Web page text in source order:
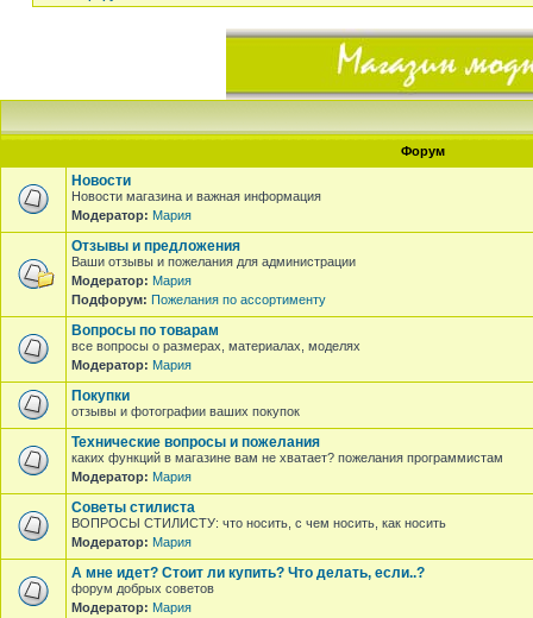
Форум
Новости
Новости магазина и важная информация
Модератор: Мария
Отзывы и предложения
Ваши отзывы и пожелания для администрации
Модератор: Мария
Подфорум: Пожелания по ассортименту
Вопросы по товарам
все вопросы о размерах, материалах, моделях
Модератор: Мария
Покупки
отзывы и фотографии ваших покупок
Технические вопросы и пожелания
каких функций в магазине вам не хватает? пожелания программистам
Модератор: Мария
Советы стилиста
ВОПРОСЫ СТИЛИСТУ: что носить, с чем носить, как носить
Модератор: Мария
А мне идет? Стоит ли купить? Что делать, если..?
форум добрых советов
Модератор: Мария